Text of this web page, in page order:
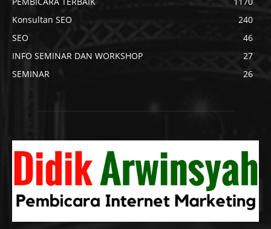
Konsultan SEO
240
SEO
46
INFO SEMINAR DAN WORKSHOP
27
SEMINAR
26